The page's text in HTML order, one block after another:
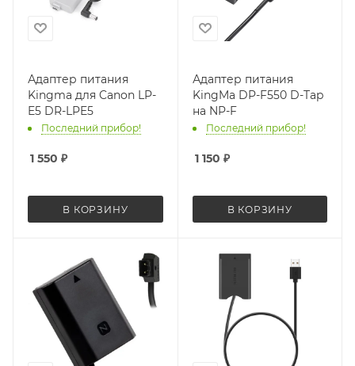
Адаптер питания
Kingma для Canon LP-
E5 DR-LPE5
Последний прибор!
1 550 ₽
В КОРЗИНУ
Адаптер питания
KingMa DP-F550 D-Tap
на NP-F
Последний прибор!
1 150 ₽
В КОРЗИНУ